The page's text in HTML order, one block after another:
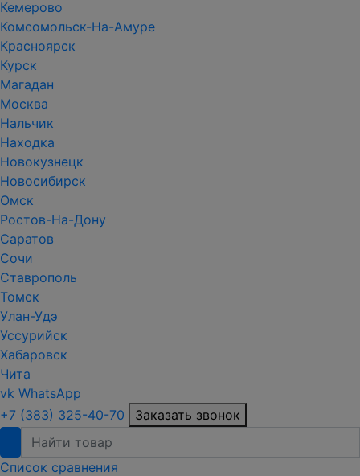
Кемерово
Комсомольск-На-Амуре
Красноярск
Курск
Магадан
Москва
Нальчик
Находка
Новокузнецк
Новосибирск
Омск
Ростов-На-Дону
Саратов
Сочи
Ставрополь
Томск
Улан-Удэ
Уссурийск
Хабаровск
Чита
vk WhatsApp
+7 (383) 325-40-70
Заказать звонок
Список сравнения